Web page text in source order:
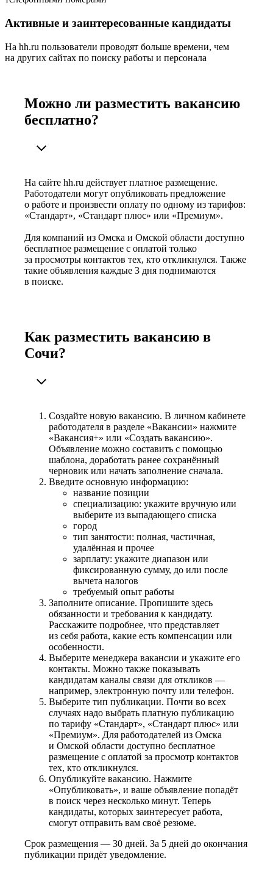
Активные и заинтересованные кандидаты
На hh.ru пользователи проводят больше времени, чем
на других сайтах по поиску работы и персонала
Можно ли разместить вакансию
бесплатно?
На сайте hh.ru действует платное размещение.
Работодатели могут опубликовать предложение
о работе и произвести оплату по одному из тарифов:
«Стандарт», «Стандарт плюс» или «Премиум».
Для компаний из Омска и Омской области доступно
бесплатное размещение с оплатой только
за просмотры контактов тех, кто откликнулся. Также
такие объявления каждые 3 дня поднимаются
в поиске.
Как разместить вакансию в
Сочи?
Создайте новую вакансию. В личном кабинете
работодателя в разделе «Вакансии» нажмите
«Вакансия+» или «Создать вакансию».
Объявление можно составить с помощью
шаблона, доработать ранее сохранённый
черновик или начать заполнение сначала.
Введите основную информацию:
название позиции
специализацию: укажите вручную или
выберите из выпадающего списка
город
тип занятости: полная, частичная,
удалённая и прочее
зарплату: укажите диапазон или
фиксированную сумму, до или после
вычета налогов
требуемый опыт работы
Заполните описание. Пропишите здесь
обязанности и требования к кандидату.
Расскажите подробнее, что представляет
из себя работа, какие есть компенсации или
особенности.
Выберите менеджера вакансии и укажите его
контакты. Можно также показывать
кандидатам каналы связи для откликов —
например, электронную почту или телефон.
Выберите тип публикации. Почти во всех
случаях надо выбрать платную публикацию
по тарифу «Стандарт», «Стандарт плюс» или
«Премиум». Для работодателей из Омска
и Омской области доступно бесплатное
размещение с оплатой за просмотр контактов
тех, кто откликнулся.
Опубликуйте вакансию. Нажмите
«Опубликовать», и ваше объявление попадёт
в поиск через несколько минут. Теперь
кандидаты, которых заинтересует работа,
смогут отправить вам своё резюме.
Срок размещения — 30 дней. За 5 дней до окончания
публикации придёт уведомление.